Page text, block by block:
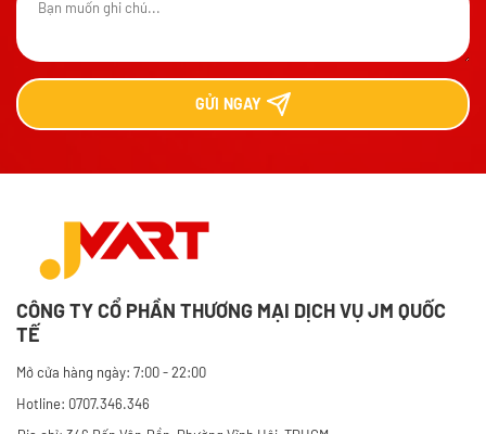
GỬI NGAY
CÔNG TY CỔ PHẦN THƯƠNG MẠI DỊCH VỤ JM QUỐC
TẾ
Mở cửa hàng ngày: 7:00 - 22:00
Hotline: 0707.346.346